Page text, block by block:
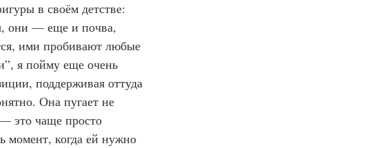
в своём детстве:
они — еще и почва,
ими пробивают любые
я пойму еще очень
поддерживая оттуда
Она пугает не
это чаще просто
момент, когда ей нужно